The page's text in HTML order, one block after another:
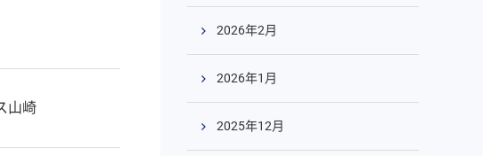
山崎
2026年2月
2026年1月
2025年12月